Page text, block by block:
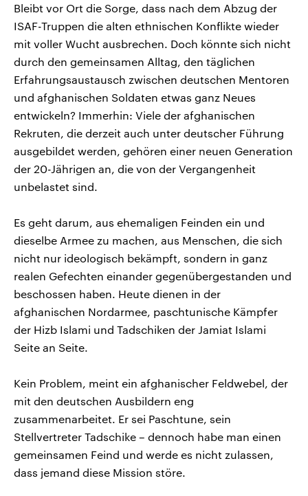
Bleibt vor Ort die Sorge, dass nach dem Abzug der
ISAF-Truppen die alten ethnischen Konflikte wieder
mit voller Wucht ausbrechen. Doch könnte sich nicht
durch den gemeinsamen Alltag, den täglichen
Erfahrungsaustausch zwischen deutschen Mentoren
und afghanischen Soldaten etwas ganz Neues
entwickeln? Immerhin: Viele der afghanischen
Rekruten, die derzeit auch unter deutscher Führung
ausgebildet werden, gehören einer neuen Generation
der 20-Jährigen an, die von der Vergangenheit
unbelastet sind.
Es geht darum, aus ehemaligen Feinden ein und
dieselbe Armee zu machen, aus Menschen, die sich
nicht nur ideologisch bekämpft, sondern in ganz
realen Gefechten einander gegenübergestanden und
beschossen haben. Heute dienen in der
afghanischen Nordarmee, paschtunische Kämpfer
der Hizb Islami und Tadschiken der Jamiat Islami
Seite an Seite.
Kein Problem, meint ein afghanischer Feldwebel, der
mit den deutschen Ausbildern eng
zusammenarbeitet. Er sei Paschtune, sein
Stellvertreter Tadschike – dennoch habe man einen
gemeinsamen Feind und werde es nicht zulassen,
dass jemand diese Mission störe.